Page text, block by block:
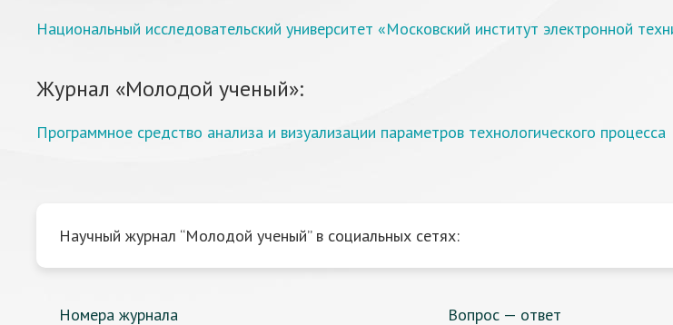
Национальный исследовательский университет «Московский институт электронной
Журнал «Молодой ученый»:
Программное средство анализа и визуализации параметров технологического процесса
Научный журнал “Молодой ученый” в социальных сетях:
Номера журнала Вопрос — ответ